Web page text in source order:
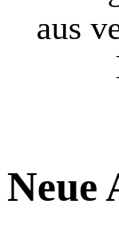
aus
Neue